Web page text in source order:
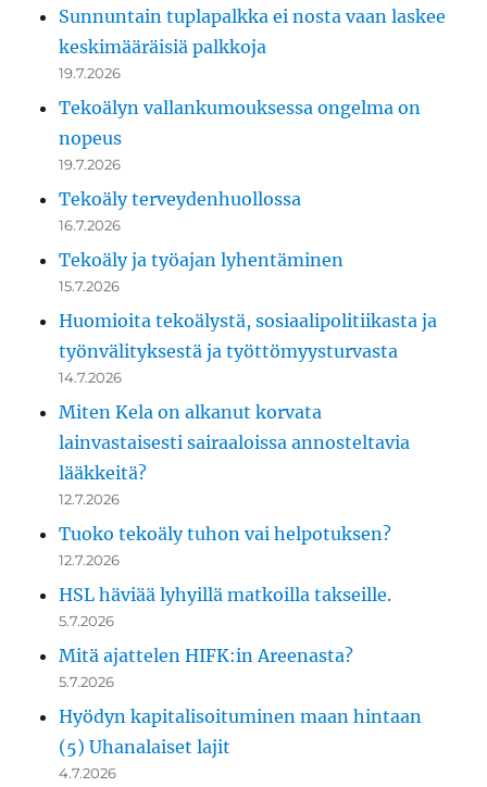
Sunnuntain tuplapalkka ei nosta vaan laskee
keskimääräisiä palkkoja
19.7.2026
Tekoälyn vallankumouksessa ongelma on
nopeus
19.7.2026
Tekoäly terveydenhuollossa
16.7.2026
Tekoäly ja työajan lyhentäminen
15.7.2026
Huomioita tekoälystä, sosiaalipolitiikasta ja
työnvälityksestä ja työttömyysturvasta
14.7.2026
Miten Kela on alkanut korvata
lainvastaisesti sairaaloissa annosteltavia
lääkkeitä?
12.7.2026
Tuoko tekoäly tuhon vai helpotuksen?
12.7.2026
HSL häviää lyhyillä matkoilla takseille.
5.7.2026
Mitä ajattelen HIFK:in Areenasta?
5.7.2026
Hyödyn kapitalisoituminen maan hintaan
(5) Uhanalaiset lajit
4.7.2026